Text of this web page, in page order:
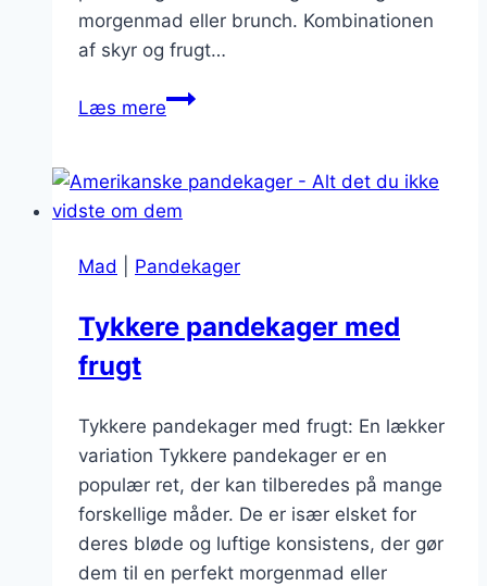
morgenmad eller brunch. Kombinationen
af skyr og frugt…
Læs merePandekager
og
frugt
Mad Pandekager
Tykkere pandekager med
frugt
Tykkere pandekager med frugt: En lækker
variation Tykkere pandekager er en
populær ret, der kan tilberedes på mange
forskellige måder. De er især elsket for
deres bløde og luftige konsistens, der gør
dem til en perfekt morgenmad eller